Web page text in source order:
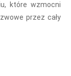
które wzmocni
przez cały